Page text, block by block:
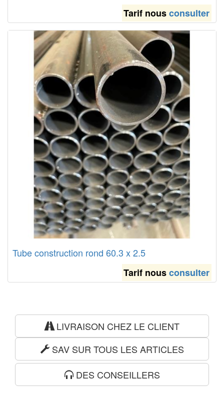
Tarif nousconsulter
Tube construction rond 60.3 x 2.5
Tarif nousconsulter
LIVRAISON CHEZ LE CLIENT
SAV SUR TOUS LES ARTICLES
DES CONSEILLERS